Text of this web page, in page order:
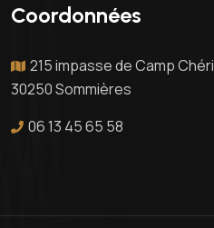
Coordonnées
215 impasse de Camp Chéri
30250 Sommières
06 13 45 65 58